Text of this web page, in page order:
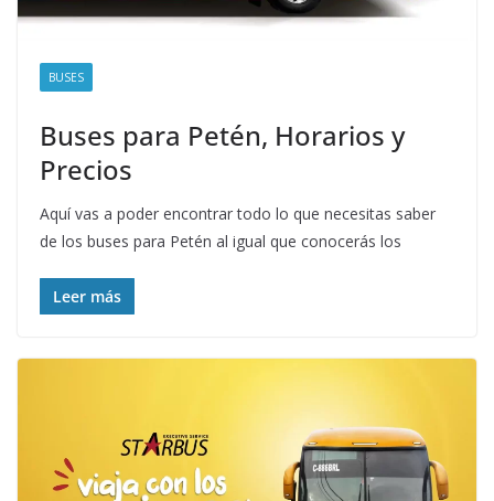
BUSES
Buses para Petén, Horarios y
Precios
Aquí vas a poder encontrar todo lo que necesitas saber
de los buses para Petén al igual que conocerás los
Leer más